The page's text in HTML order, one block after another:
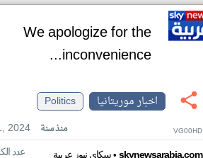
We apologize for the
inconvenience...
اخبار موريتانيا
Politics
2024
منذ سنة VG00HD
سكاي نيوز عربية skynewsarabia.com عدد